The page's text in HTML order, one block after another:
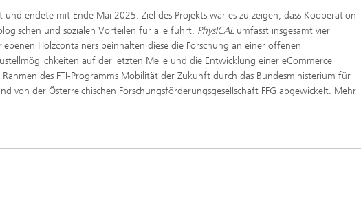
endete mit Ende Mai 2025. Ziel des Projekts war es zu zeigen, dass Kooperation
und sozialen Vorteilen für alle führt. PhysICAL umfasst insgesamt vier
Holzcontainers beinhalten diese die Forschung an einer offenen
auf der letzten Meile und die Entwicklung einer eCommerce
des FTI-Programms Mobilität der Zukunft durch das Bundesministerium für
der Österreichischen Forschungsförderungsgesellschaft FFG abgewickelt. Mehr